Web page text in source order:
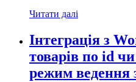
Читати далі
Інтеграція з
товарів по id
режим ведення